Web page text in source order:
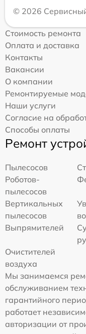
© 2026
Стоимость ремонта
Оплата и доставка
Контакты
Вакансии
О компании
Ремонтируемые
Наши услуги
Согласие на
Способы оплаты
Ремонт
Пылесосов
Роботов-
пылесосов
Вертикальных
пылесосов
Выпрямителей
Очистителей
воздуха
Мы занимаемся
обслуживанием
гарантийного
работает
авторизации от